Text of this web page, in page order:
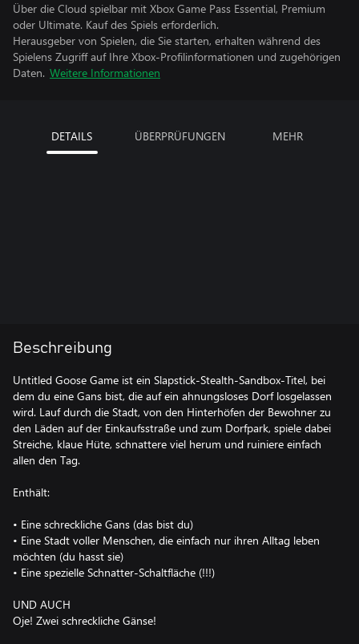
Über die Cloud spielbar mit Xbox Game Pass Essential, Premium
oder Ultimate. Kauf des Spiels erforderlich.
Herausgeber von Spielen, die Sie starten, erhalten während des
Spielens Zugriff auf Ihre Xbox-Profilinformationen und zugehörigen
Daten. Weitere Informationen
DETAILS ÜBERPRÜFUNGEN MEHR
Beschreibung
Untitled Goose Game ist ein Slapstick-Stealth-Sandbox-Titel, bei
dem du eine Gans bist, die auf ein ahnungsloses Dorf losgelassen
wird. Lauf durch die Stadt, von den Hinterhöfen der Bewohner zu
den Läden auf der Einkaufsstraße und zum Dorfpark, spiele dabei
Streiche, klaue Hüte, schnattere viel herum und ruiniere einfach
allen den Tag.
Enthält:
• Eine schreckliche Gans (das bist du)
• Eine Stadt voller Menschen, die einfach nur ihren Alltag leben
möchten (du hasst sie)
• Eine spezielle Schnatter-Schaltfläche (!!!)
UND AUCH
Oje! Zwei schreckliche Gänse!